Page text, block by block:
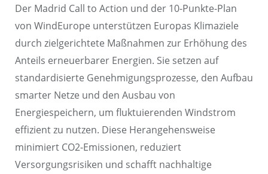
Der Madrid Call to Action und der 10-Punkte-Plan
von WindEurope unterstützen Europas Klimaziele
durch zielgerichtete Maßnahmen zur Erhöhung des
Anteils erneuerbarer Energien. Sie setzen auf
standardisierte Genehmigungsprozesse, den Aufbau
smarter Netze und den Ausbau von
Energiespeichern, um fluktuierenden Windstrom
effizient zu nutzen. Diese Herangehensweise
minimiert CO2-Emissionen, reduziert
Versorgungsrisiken und schafft nachhaltige